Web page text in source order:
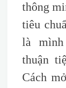
thông
tiêu
là
thuận
Cách